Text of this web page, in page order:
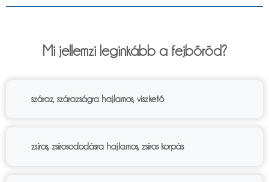
Mi jellemzi leginkább a fejbőröd?
száraz, szárazságra hajlamos, viszkető
zsíros, zsírosododásra hajlamos, zsíros korpás